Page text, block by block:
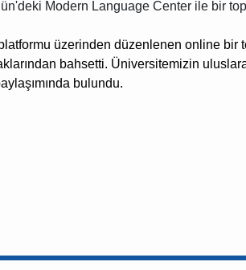
Modern Language Center ile bir
üzerinden düzenlenen online bir
bahsetti. Üniversitemizin
bulundu.